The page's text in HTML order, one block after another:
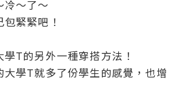
冷～了～
緊緊吧！
T的另外一種穿搭方法！
大學T就多了份學生的感覺，也增